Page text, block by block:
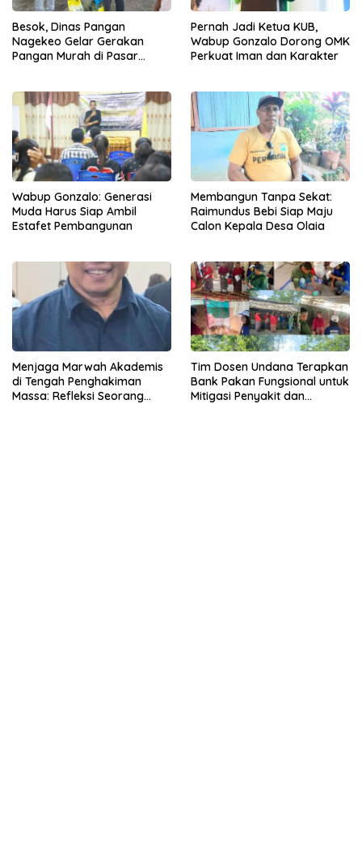
Besok, Dinas Pangan
Nagekeo Gelar Gerakan
Pangan Murah di Pasar
Pernah Jadi Ketua KUB,
Wabup Gonzalo Dorong OMK
Perkuat Iman dan Karakter
Wabup Gonzalo: Generasi
Muda Harus Siap Ambil
Estafet Pembangunan
Membangun Tanpa Sekat:
Raimundus Bebi Siap Maju
Calon Kepala Desa Olaia
Menjaga Marwah Akademis
di Tengah Penghakiman
Massa: Refleksi Seorang
Tim Dosen Undana Terapkan
Bank Pakan Fungsional untuk
Mitigasi Penyakit dan